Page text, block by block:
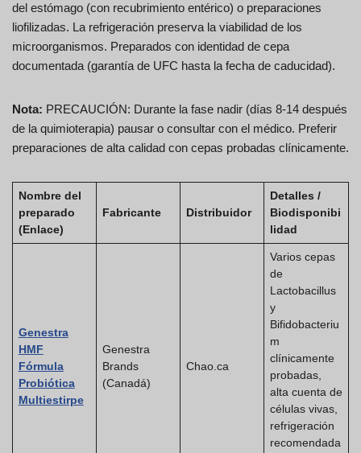
del estómago (con recubrimiento entérico) o preparaciones
liofilizadas. La refrigeración preserva la viabilidad de los
microorganismos. Preparados con identidad de cepa
documentada (garantía de UFC hasta la fecha de caducidad).
Nota: PRECAUCIÓN: Durante la fase nadir (días 8-14 después
de la quimioterapia) pausar o consultar con el médico. Preferir
preparaciones de alta calidad con cepas probadas clínicamente.
Nombre del
preparado
(Enlace)
Fabricante Distribuidor
Detalles /
Biodisponibi
lidad
Genestra
HMF
Fórmula
Probiótica
Multiestirpe
Genestra
Brands
(Canadá)
Chao.ca
Varios cepas
de
Lactobacillus
y
Bifidobacteriu
m
clínicamente
probadas,
alta cuenta de
células vivas,
refrigeración
recomendada